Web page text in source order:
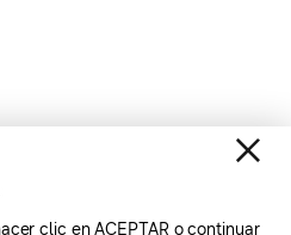
clic en ACEPTAR o continuar